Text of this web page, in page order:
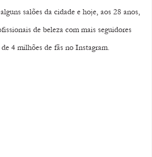
salões da cidade e hoje, aos 28 anos,
de beleza com mais seguidores
4 milhões de fãs no Instagram.